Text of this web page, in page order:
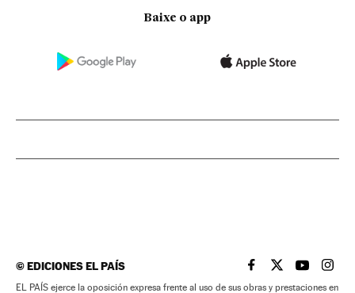
Baixe o app
©EDICIONES EL PAÍS EL PAÍS BRASIL EN
EL PAÍSEL PAÍS
EL
EL PAÍS ejerce la oposición expresa frente al uso de sus obras y prestaciones en